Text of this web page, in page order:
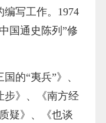
写工作。1974
国通史陈列”修
的“夷兵”》、
步》、《南方经
疑》、《也谈